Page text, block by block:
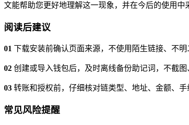
文能帮助您更好地理解这一现象，并在今后的使用中
阅读后建议
01 下载安装前确认页面来源，不使用陌生链接、不明
02 创建或导入钱包后，及时离线备份助记词，不截图
03 转账和授权前，仔细核对链类型、地址、金额、手
常见风险提醒